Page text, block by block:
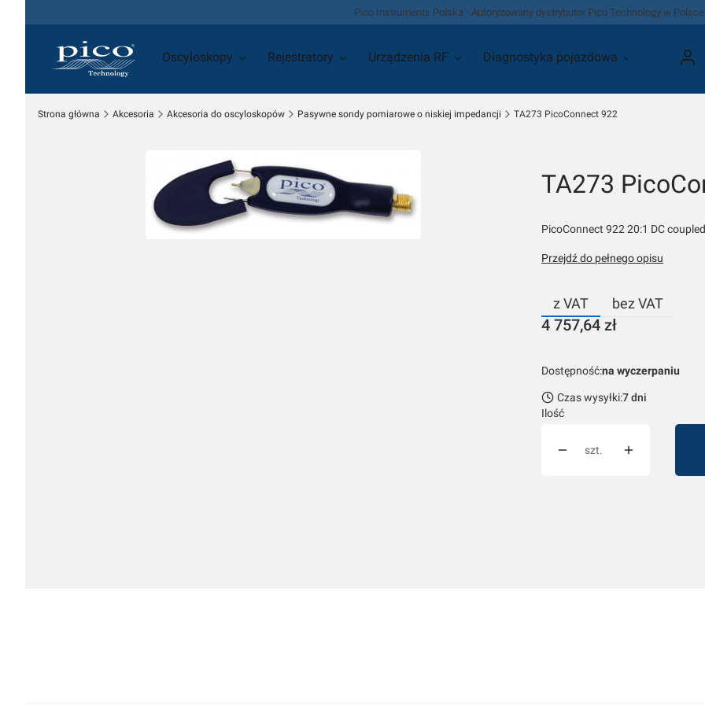
Pico Instruments Polska - Autoryzowany dystrybutor Pico Technology w Polsce
Oscyloskopy Rejestratory Urządzenia RF Diagnostyka pojazdowa Promocje
Strona główna Akcesoria Akcesoria do oscyloskopów Pasywne sondy pomiarowe o niskiej impedancji TA273 PicoConnect 922
TA273
PicoConnect 922 20:1 DC
Przejdź do pełnego opisu
z VAT bez VAT
Cena
4 757,64 zł
Dostępność:na wyczerpaniu
Czas wysyłki:7 dni
Ilość
szt.